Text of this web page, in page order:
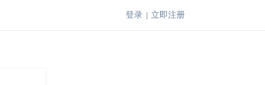
登录 立即注册